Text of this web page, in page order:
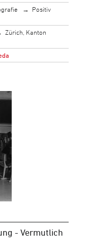
Positiv
Zürich, Kanton
- Vermutlich